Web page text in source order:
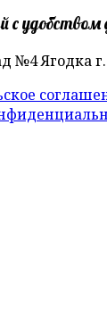
с
№4 Ягодка